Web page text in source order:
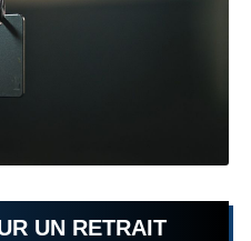
UN RETRAIT